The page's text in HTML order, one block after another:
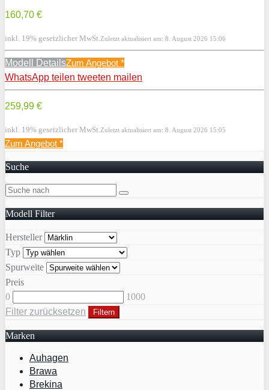
160,70 €
inkl. 19% gesetzlicher MwSt. Zuletzt aktualisiert am: 8. August 2026 15:06
Modell DetailsZum Angebot *
WhatsApp teilen tweeten mailen
259,99 €
inkl. 19% gesetzlicher MwSt. Zuletzt aktualisiert am: 8. August 2026 15:05
Zum Angebot *
Suche
Modell Filter
Hersteller
Typ
Spurweite
Preis
0
1000
Filter zurücksetzen
Filtern
Marken
Auhagen
Brawa
Brekina